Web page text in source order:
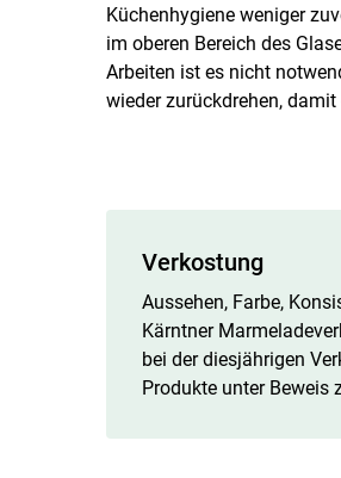
Küchenhygiene weniger
im oberen Bereich des
Arbeiten ist es nicht
wieder zurückdrehen,
Verkostung
Aussehen, Farbe,
Kärntner
bei der diesjährigen
Produkte unter Beweis